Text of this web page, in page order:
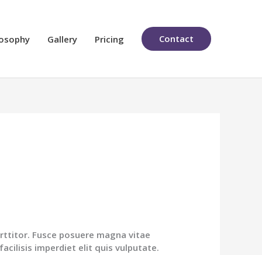
Gallery Pricing Contact
Fusce posuere magna vitae
imperdiet elit quis vulputate.